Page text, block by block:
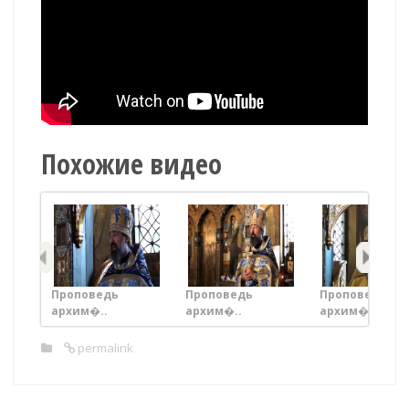
Похожие видео
Проповедь
архим�..
Проповедь
архим�..
Проповедь
архим�..
permalink